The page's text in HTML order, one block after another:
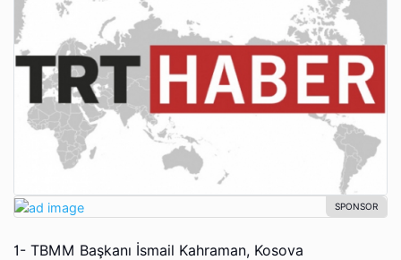
1- TBMM Başkanı İsmail Kahraman, Kosova